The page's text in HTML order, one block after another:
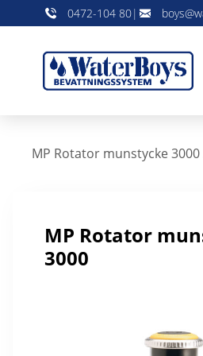
0472-104 80|
MP Rotator munstycke 3000
MP Rotator
3000